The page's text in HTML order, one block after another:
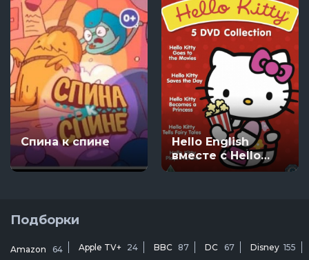
Спина к спине
Hello English
вместе с Hello
Kitty Учим
Подборки
Amazon 64 Apple TV+ 24 BBC 87 DC 67 Disney 155